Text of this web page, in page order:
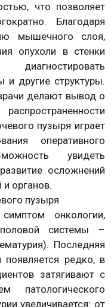
что позволяет
Благодаря
мышечного слоя,
опухоли в стенки
и другие структуры.
делают вывод о
пузыря играет
оперативного
увидеть
осложнений
органов.
пузыря
онкологии,
системы –
Последняя
появляется редко, в
затягивают с
патологического
увеличивается: от